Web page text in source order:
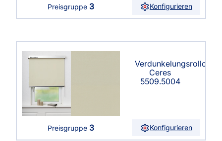
Preisgruppe 3 Konfigurieren
Verdunkelungsrollo
Ceres
5509.5004
Preisgruppe 3 Konfigurieren